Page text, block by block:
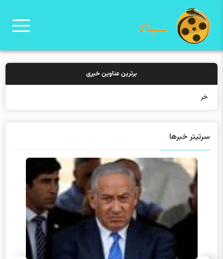
برترین عناوین خبری
خرید بیمه:
سرتیتر خبرها